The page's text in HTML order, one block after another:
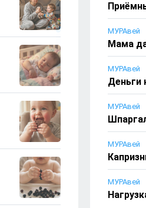
МУРАвей
Мама
МУРАвей
Деньги
МУРАвей
МУРАвей
МУРАвей